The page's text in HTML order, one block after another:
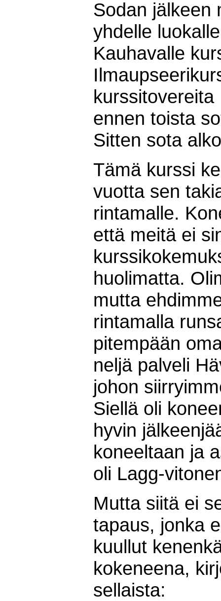
Sodan jälkeen
yhdelle
Kauhavalle
kurssitovereita
ennen toista
Sitten sota
Tämä kurssi
vuotta sen
rintamalle.
että meitä ei
huolimatta.
mutta
rintamalla
pitempään
neljä palveli
johon
Siellä oli
hyvin
koneeltaan ja
oli Lagg-
Mutta siitä ei
tapaus, jonka
kuullut
kokeneena,
sellaista: